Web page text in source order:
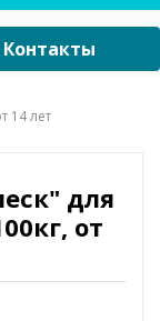
Контакты
14 лет
для
от